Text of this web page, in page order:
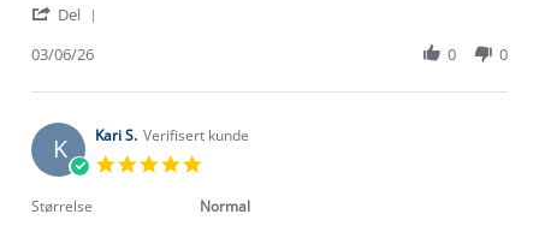
Anne-
G.
3
2026
Fin
godt
mykt
Del
Anne-
G.
on
3
03/06/26 0 0
K Kari S. Verifisert kunde
rating
Størrelse Normal